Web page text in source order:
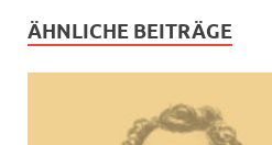
ÄHNLICHE BEITRÄGE